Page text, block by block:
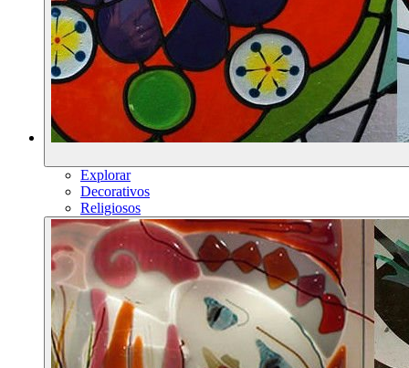
Explorar
Decorativos
Religiosos